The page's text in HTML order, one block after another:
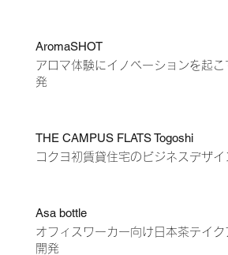
AromaSHOT
アロマ体験にイノベーションを起こ
発
THE CAMPUS FLATS Togoshi
コクヨ初賃貸住宅のビジネスデザイ
Asa bottle
オフィスワーカー向け日本茶テイク
開発